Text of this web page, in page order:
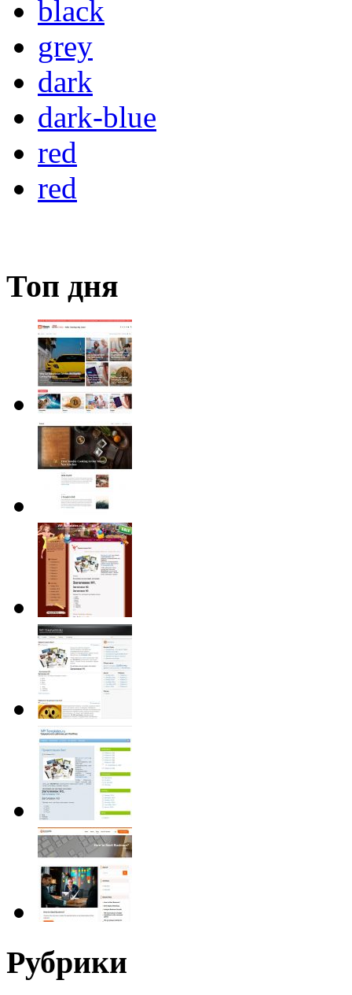
black
grey
dark
dark-blue
red
red
Топ дня
Рубрики